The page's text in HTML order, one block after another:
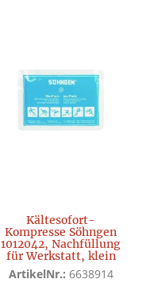
Kältesofort-
Kompresse Söhngen
1012042, Nachfüllung
für Werkstatt, klein
ArtikelNr.: 6638914